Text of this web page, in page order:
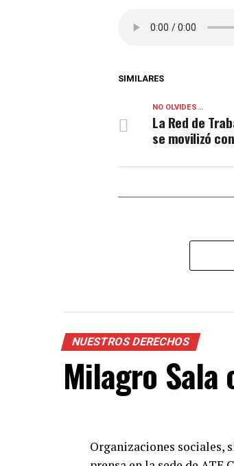
SIMILARES
NO OLVIDES...
La Red de
se movilizó
NUESTROS DERECHOS
Milagro Sala
Organizaciones sociales,